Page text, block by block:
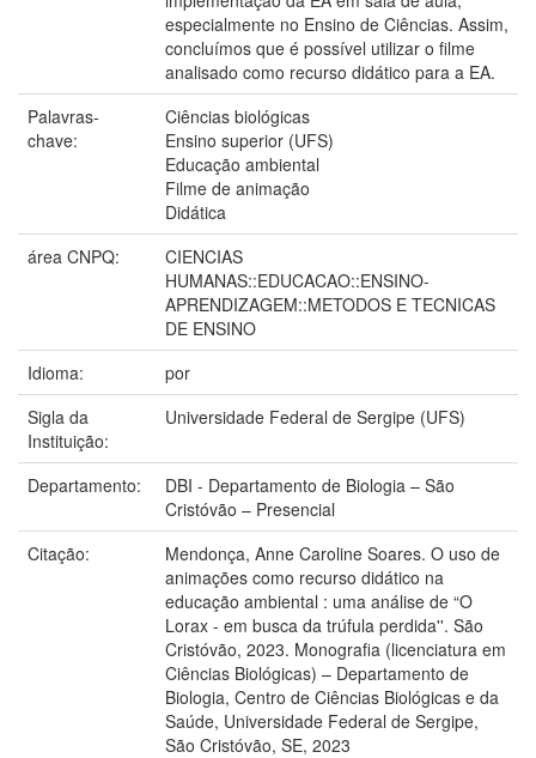
especialmente no Ensino de Ciências. Assim,
concluímos que é possível utilizar o filme
analisado como recurso didático para a EA.
Palavras-
chave:
Ciências biológicas
Ensino superior (UFS)
Educação ambiental
Filme de animação
Didática
área CNPQ:
CIENCIAS
HUMANAS::EDUCACAO::ENSINO-
APRENDIZAGEM::METODOS E TECNICAS
DE ENSINO
Idioma:
por
Sigla da
Instituição:
Universidade Federal de Sergipe (UFS)
Departamento:
DBI - Departamento de Biologia – São
Cristóvão – Presencial
Citação:
Mendonça, Anne Caroline Soares. O uso de
animações como recurso didático na
educação ambiental : uma análise de “O
Lorax - em busca da trúfula perdida''. São
Cristóvão, 2023. Monografia (licenciatura em
Ciências Biológicas) – Departamento de
Biologia, Centro de Ciências Biológicas e da
Saúde, Universidade Federal de Sergipe,
São Cristóvão, SE, 2023